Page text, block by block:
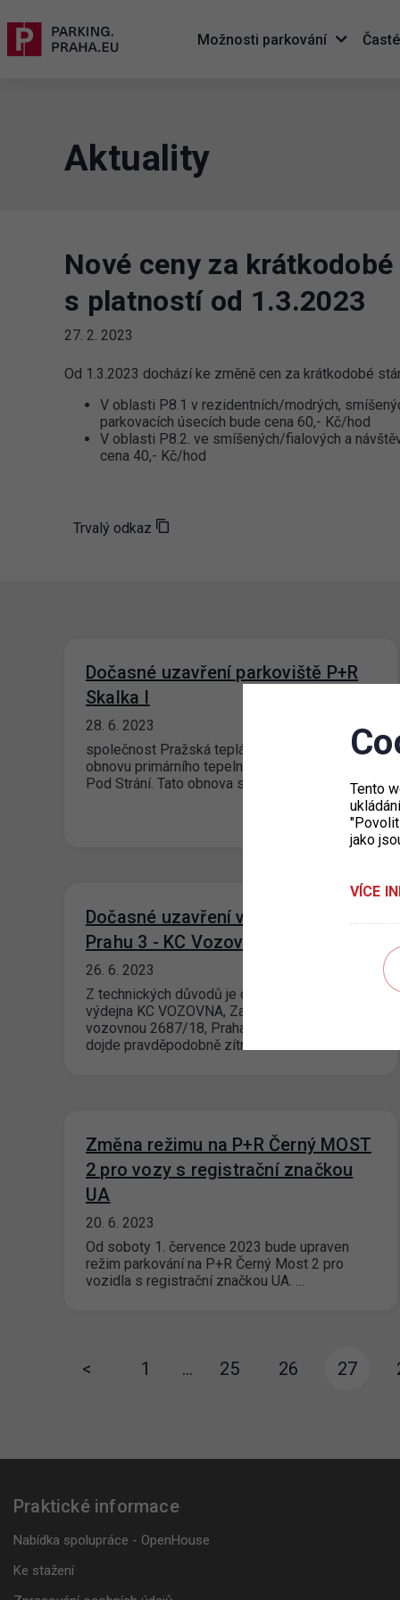
Možnosti parkování
Aktuality
Nové ceny za
s platností od 1.3.2023
27. 2. 2023
Od 1.3.2023 dochází ke změně cen za krátkodobé
V oblasti P8.1 v rezidentních/modrých,
parkovacích úsecích bude cena 60,- Kč/hod
V oblasti P8.2. ve smíšených/fialových a
cena 40,- Kč/hod
Trvalý odkaz
Dočasné uzavření parkoviště P+R
Skalka I
28. 6. 2023
společnost Pražská teplárenská a.s. připravuje
obnovu primárního tepelného vedení v ulici
Pod Strání. Tato obnova se bude týkat i námi…
Dočasné uzavření výdejny pro
Prahu 3 - KC Vozovna
26. 6. 2023
Z technických důvodů je dnes uzavřena
výdejna KC VOZOVNA, Za Žižkovskou
vozovnou 2687/18, Praha 3. Ke znovuotevření
dojde pravděpodobně zítra…
Změna režimu na P+R Černý MOST
2 pro vozy s registrační značkou
UA
20. 6. 2023
Od soboty 1. července 2023 bude upraven
režim parkování na P+R Černý Most 2 pro
vozidla s registrační značkou UA. …
< 1 … 25 26 27
Praktické informace
Nabídka spolupráce - OpenHouse
Ke stažení
Tento
jako
VÍCE